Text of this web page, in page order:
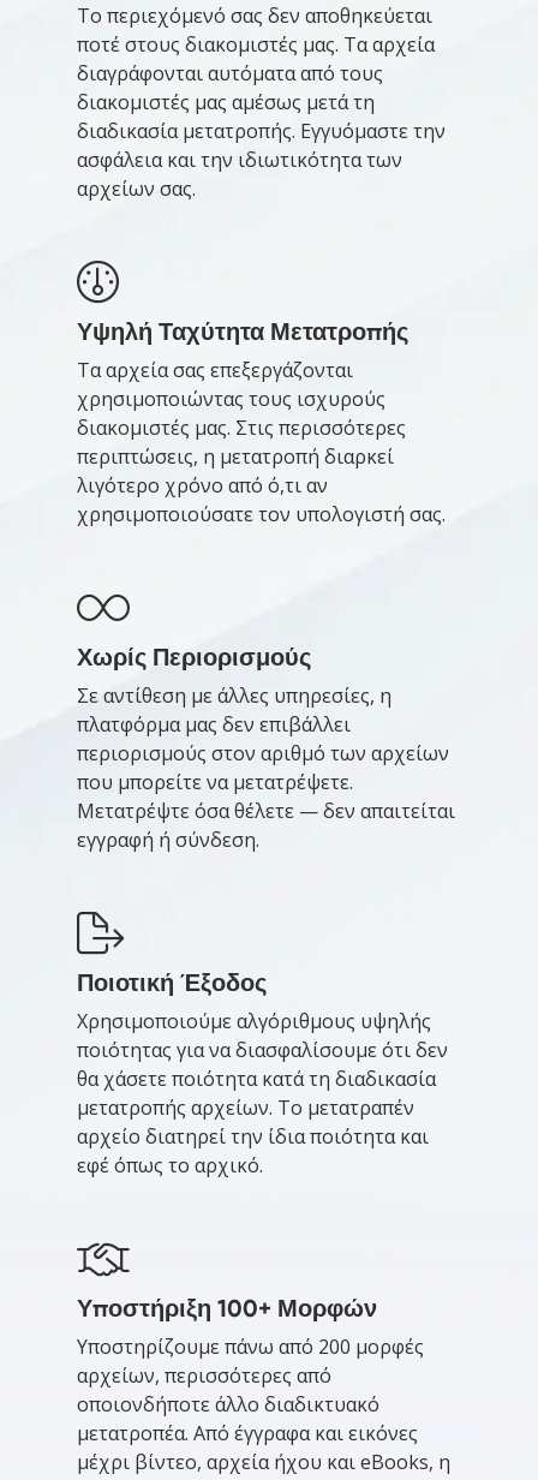
Το περιεχόμενό σας δεν αποθηκεύεται
ποτέ στους διακομιστές μας. Τα αρχεία
διαγράφονται αυτόματα από τους
διακομιστές μας αμέσως μετά τη
διαδικασία μετατροπής. Εγγυόμαστε την
ασφάλεια και την ιδιωτικότητα των
αρχείων σας.
Υψηλή Ταχύτητα Μετατροπής
Τα αρχεία σας επεξεργάζονται
χρησιμοποιώντας τους ισχυρούς
διακομιστές μας. Στις περισσότερες
περιπτώσεις, η μετατροπή διαρκεί
λιγότερο χρόνο από ό,τι αν
χρησιμοποιούσατε τον υπολογιστή σας.
Χωρίς Περιορισμούς
Σε αντίθεση με άλλες υπηρεσίες, η
πλατφόρμα μας δεν επιβάλλει
περιορισμούς στον αριθμό των αρχείων
που μπορείτε να μετατρέψετε.
Μετατρέψτε όσα θέλετε — δεν απαιτείται
εγγραφή ή σύνδεση.
Ποιοτική Έξοδος
Χρησιμοποιούμε αλγόριθμους υψηλής
ποιότητας για να διασφαλίσουμε ότι δεν
θα χάσετε ποιότητα κατά τη διαδικασία
μετατροπής αρχείων. Το μετατραπέν
αρχείο διατηρεί την ίδια ποιότητα και
εφέ όπως το αρχικό.
Υποστήριξη 100+ Μορφών
Υποστηρίζουμε πάνω από 200 μορφές
αρχείων, περισσότερες από
οποιονδήποτε άλλο διαδικτυακό
μετατροπέα. Από έγγραφα και εικόνες
μέχρι βίντεο, αρχεία ήχου και eBooks, η